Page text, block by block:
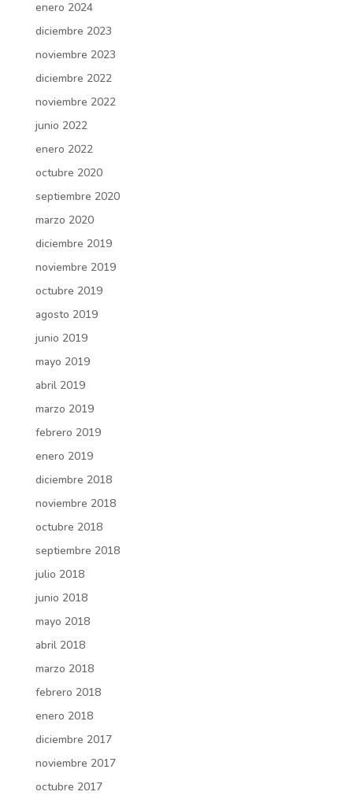
enero 2024
diciembre 2023
noviembre 2023
diciembre 2022
noviembre 2022
junio 2022
enero 2022
octubre 2020
septiembre 2020
marzo 2020
diciembre 2019
noviembre 2019
octubre 2019
agosto 2019
junio 2019
mayo 2019
abril 2019
marzo 2019
febrero 2019
enero 2019
diciembre 2018
noviembre 2018
octubre 2018
septiembre 2018
julio 2018
junio 2018
mayo 2018
abril 2018
marzo 2018
febrero 2018
enero 2018
diciembre 2017
noviembre 2017
octubre 2017